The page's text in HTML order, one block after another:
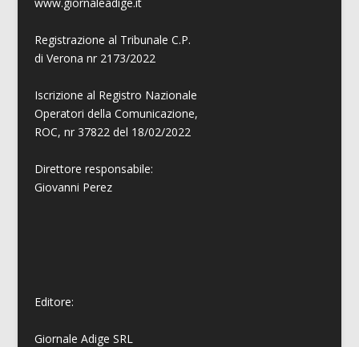
www.giornaleadige.it
Registrazione al Tribunale C.P.
di Verona nr 2173/2022
Iscrizione al Registro Nazionale
Operatori della Comunicazione,
ROC, nr 37822 del 18/02/2022
Direttore responsabile:
Giovanni Perez
Editore:
Giornale Adige SRL